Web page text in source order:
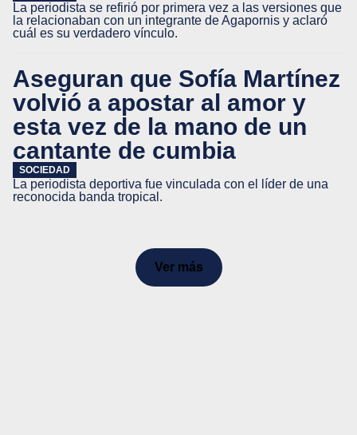
La periodista se refirió por primera vez a las versiones que
la relacionaban con un integrante de Agapornis y aclaró
cuál es su verdadero vínculo.
Aseguran que Sofía Martínez
volvió a apostar al amor y
esta vez de la mano de un
cantante de cumbia
SOCIEDAD
La periodista deportiva fue vinculada con el líder de una
reconocida banda tropical.
Ver más